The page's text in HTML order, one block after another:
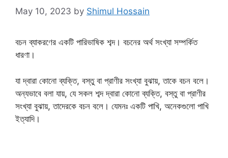
May 10, 2023 by Shimul Hossain
বচন ব্যাকরণের একটি পারিভাষিক শব্দ। বচনের অর্থ সংখ্যা সম্পর্কিত
ধারণা।
যা দ্বারা কোনো ব্যক্তি, বস্তু বা প্রাণীর সংখ্যা বুঝায়, তাকে বচন বলে।
অন্যভাবে বলা যায়, যে সকল শব্দ দ্বারা কোনো ব্যক্তি, বস্তু বা প্রাণীর
সংখ্যা বুঝায়, তাদেরকে বচন বলে। যেমনঃ একটি পাখি, অনেকগুলো পাখি
ইত্যাদি।